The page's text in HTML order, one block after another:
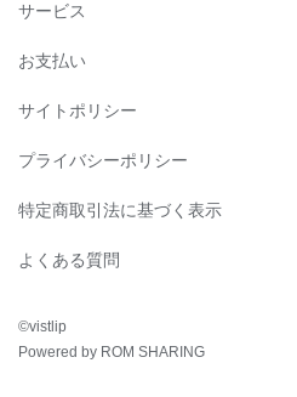
サービス
お支払い
サイトポリシー
プライバシーポリシー
特定商取引法に基づく表示
よくある質問
©︎vistlip
Powered by ROM SHARING